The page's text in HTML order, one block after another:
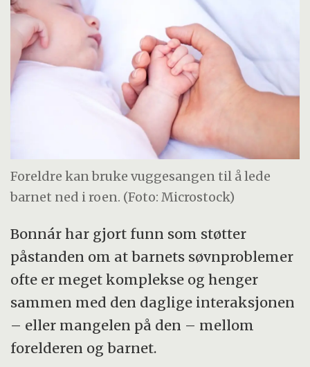
Foreldre kan bruke vuggesangen til å lede
barnet ned i roen. (Foto: Microstock)
Bonnár har gjort funn som støtter
påstanden om at barnets søvnproblemer
ofte er meget komplekse og henger
sammen med den daglige interaksjonen
– eller mangelen på den – mellom
forelderen og barnet.